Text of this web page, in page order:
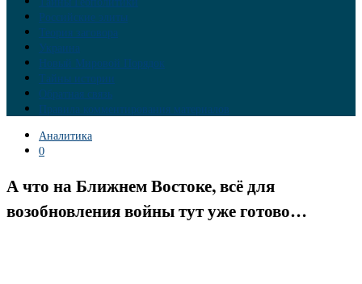
Российские элиты
Теория заговора
Украина
Новый Мировой Порядок
Тайны истории
Обратная связь
Правила комментирования материалов
Аналитика
0
А что на Ближнем Востоке, всё для
возобновления войны тут уже готово…